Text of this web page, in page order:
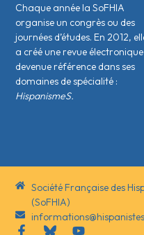
Chaque année la SoFHIA
organise un congrès ou des
journées d’études. En 2012,
a créé une revue électronique
devenue référence dans ses
domaines de spécialité :
HispanismeS.
Société Française des
(SoFHIA)